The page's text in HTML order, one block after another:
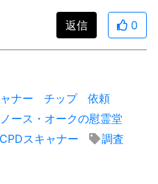
返信 0
ナー チップ
依頼
ノース・オークの慰霊堂
スキャナー
調査